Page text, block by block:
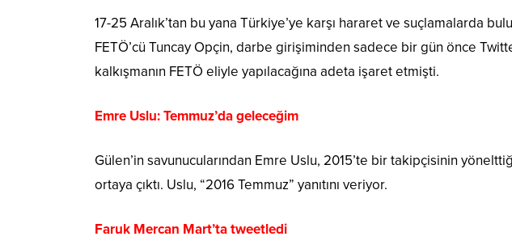
17-25 Aralık’tan bu yana Türkiye’ye karşı hararet ve suçlamalarda
FETÖ’cü Tuncay Opçin, darbe girişiminden sadece bir gün önce
kalkışmanın FETÖ eliyle yapılacağına adeta işaret etmişti.
Emre Uslu: Temmuz’da geleceğim
Gülen’in savunucularından Emre Uslu, 2015’te bir takipçisinin
ortaya çıktı. Uslu, “2016 Temmuz” yanıtını veriyor.
Faruk Mercan Mart’ta tweetledi